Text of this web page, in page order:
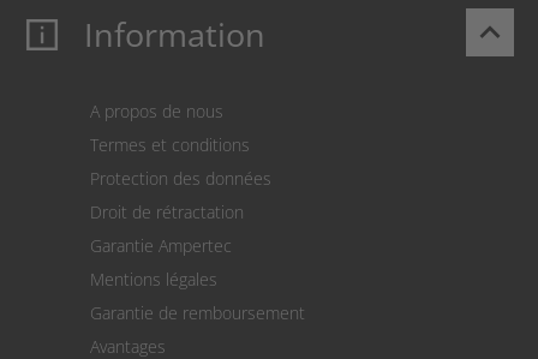
Mon compte
Paiement
Le calculateur des frais de port
Paramètres des cookies
keyboard_arrow_up
Information
A propos de nous
Termes et conditions
Protection des données
Droit de rétractation
Garantie Ampertec
Mentions légales
Garantie de remboursement
Avantages